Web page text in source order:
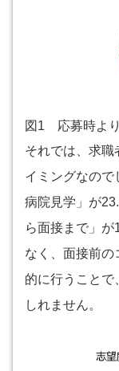
図1 応募時よ
それでは、求職
イミングなので
病院見学」が
ら面接まで」
なく、面接前の
的に行うことで
しれません。